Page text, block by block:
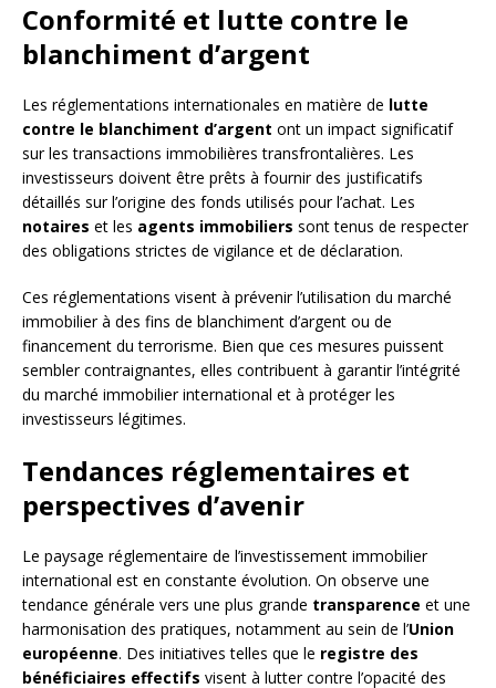
Conformité et lutte contre le
blanchiment d’argent
Les réglementations internationales en matière de lutte
contre le blanchiment d’argent ont un impact significatif
sur les transactions immobilières transfrontalières. Les
investisseurs doivent être prêts à fournir des justificatifs
détaillés sur l’origine des fonds utilisés pour l’achat. Les
notaires et les agents immobiliers sont tenus de respecter
des obligations strictes de vigilance et de déclaration.
Ces réglementations visent à prévenir l’utilisation du marché
immobilier à des fins de blanchiment d’argent ou de
financement du terrorisme. Bien que ces mesures puissent
sembler contraignantes, elles contribuent à garantir l’intégrité
du marché immobilier international et à protéger les
investisseurs légitimes.
Tendances réglementaires et
perspectives d’avenir
Le paysage réglementaire de l’investissement immobilier
international est en constante évolution. On observe une
tendance générale vers une plus grande transparence et une
harmonisation des pratiques, notamment au sein de l’Union
européenne. Des initiatives telles que le registre des
bénéficiaires effectifs visent à lutter contre l’opacité des